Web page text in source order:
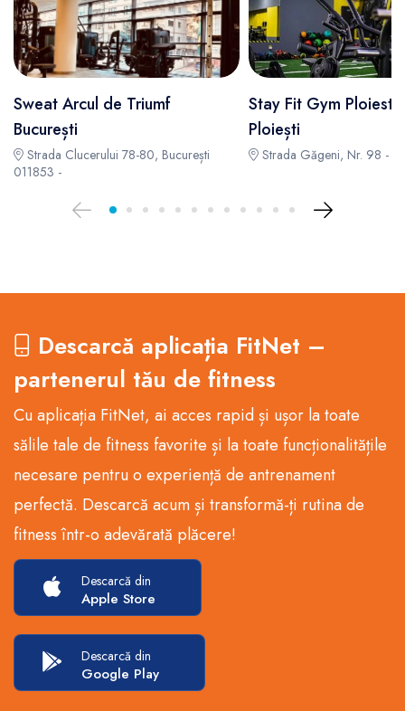
Sweat Arcul de Triumf
București
Strada Clucerului 78-80, București
011853 -
Stay Fit Gym Ploiesti
Ploiești
Strada Găgeni, Nr. 98 -
Descarcă aplicația FitNet –
partenerul tău de fitness
Cu aplicația FitNet, ai acces rapid și ușor la toate
sălile tale de fitness favorite și la toate funcționalitățile
necesare pentru o experiență de antrenament
perfectă. Descarcă acum și transformă-ți rutina de
fitness într-o adevărată plăcere!
Descarcă din
Apple Store
Descarcă din
Google Play